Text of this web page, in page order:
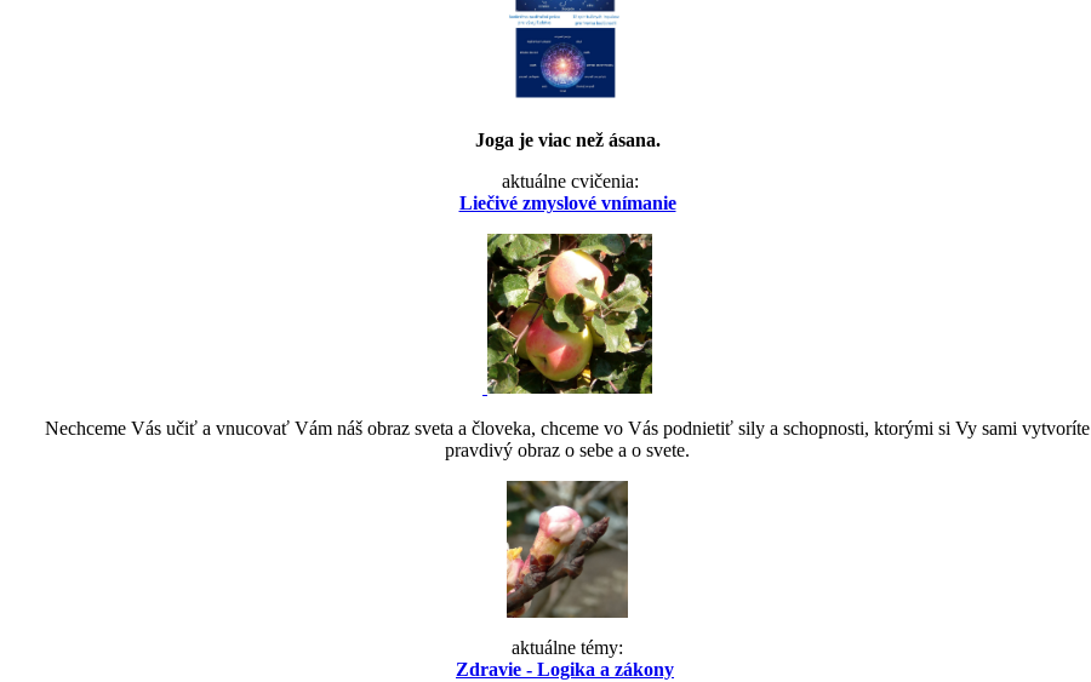
Joga je viac než ásana.
aktuálne cvičenia:
Liečivé zmyslové vnímanie
Nechceme Vás učiť a vnucovať Vám náš obraz sveta a človeka, chceme vo Vás podnietiť sily a schopnosti, ktorými si Vy sami vytvoríte
pravdivý obraz o sebe a o svete.
aktuálne témy:
Zdravie - Logika a zákony